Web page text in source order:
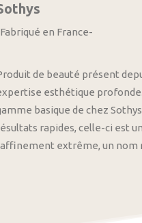
en France-
de beauté présent
esthétique
basique de chez
rapides, celle-ci est
extrême, un nom